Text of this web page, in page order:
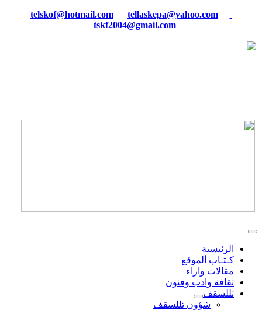
tellaskepa@yahoo.com
tskf2004@gmail.com
الرئيسية
كـتـاب ألموقع
مقالات واراء
ثقافة وادب وفنون
تللسقف
شؤون تللسقف